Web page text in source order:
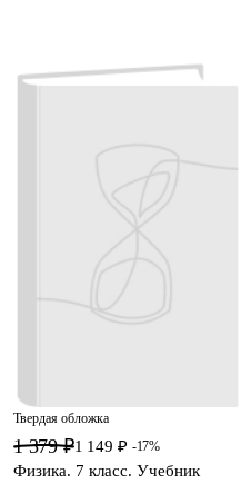
Твердая обложка
1 379 ₽1 149 ₽ -17%
Физика. 7 класс. Учебник